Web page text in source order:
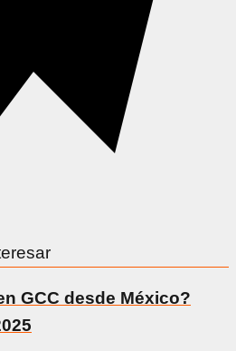
GCC desde México?